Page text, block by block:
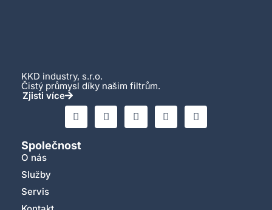
KKD industry, s.r.o.
Čistý průmysl díky našim filtrům.
Zjisti více
Společnost
O nás
Služby
Servis